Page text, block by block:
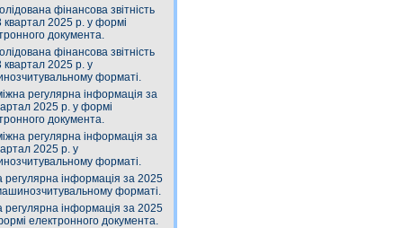
фінансова звітність
квартал 2025 р. у формі
документа.
фінансова звітність
квартал 2025 р. у
форматі.
регулярна інформація за
2025 р. у формі
документа.
регулярна інформація за
2025 р. у
форматі.
регулярна інформація за 2025
форматі.
регулярна інформація за 2025
електронного документа.